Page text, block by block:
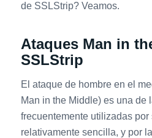
de SSLStrip? Veamos.
Ataques Man in
SSLStrip
El ataque de hombre en el
Man in the Middle) es una de
frecuentemente utilizadas
relativamente sencilla, y por